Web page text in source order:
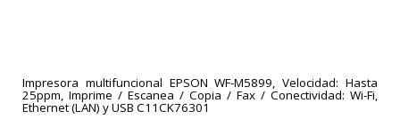
Impresora multifuncional EPSON WF-M5899, Velocidad: Hasta
25ppm, Imprime / Escanea / Copia / Fax / Conectividad: Wi-Fi,
Ethernet (LAN) y USB C11CK76301